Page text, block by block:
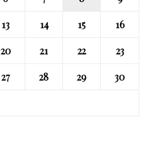
13 14 15
16
20 21 22
23
27 28 29
30